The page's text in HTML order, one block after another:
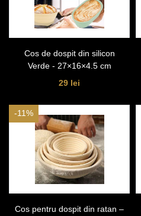
Cos de dospit din silicon
Verde - 27×16×4.5 cm
29 lei
-11%
Cos pentru dospit din ratan –